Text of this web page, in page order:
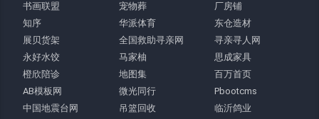
书画联盟
宠物葬
厂房铺
知序
华派体育
东仓造材
展贝货架
全国救助寻亲网
寻亲寻人网
永好水饺
马家柚
思成家具
橙欣陪诊
地图集
百万首页
AB模板网
微光同行
Pbootcms
中国地震台网
吊篮回收
临沂鸽业